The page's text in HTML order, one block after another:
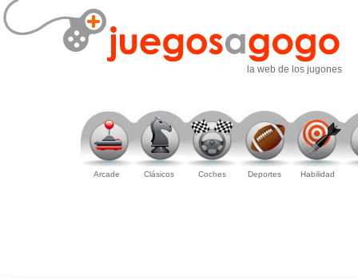
la web de los jugones
Arcade Clásicos Coches Deportes Habilidad